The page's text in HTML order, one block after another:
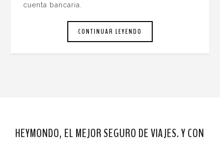
cuenta bancaria.
CONTINUAR LEYENDO
HEYMONDO, EL MEJOR SEGURO DE VIAJES. Y CON